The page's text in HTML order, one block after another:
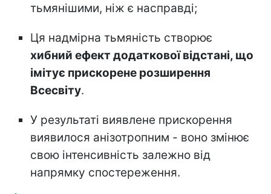
тьмянішими, ніж є насправді;
Ця надмірна тьмяність створює
хибний ефект додаткової відстані, що
імітує прискорене розширення
Всесвіту.
У результаті виявлене прискорення
виявилося анізотропним - воно змінює
свою інтенсивність залежно від
напрямку спостереження.